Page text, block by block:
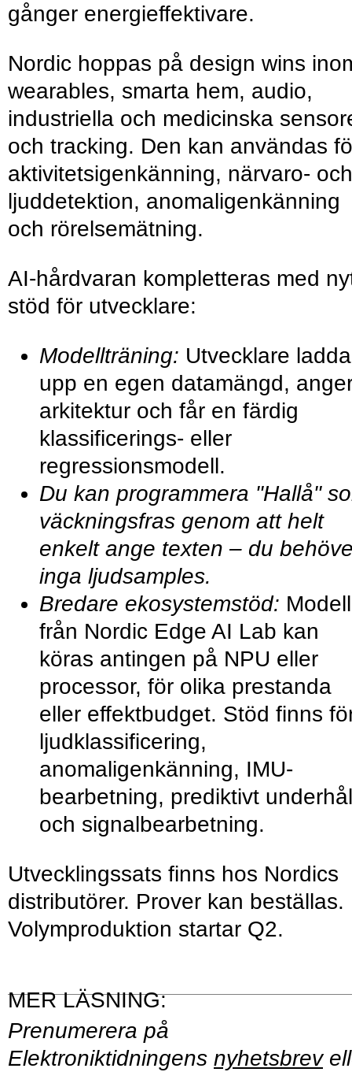
gånger energieffektivare.
Nordic hoppas på design wins
wearables, smarta hem, audio,
industriella och medicinska
och tracking. Den kan användas
aktivitetsigenkänning, närvaro- och
ljuddetektion, anomaligenkänning
och rörelsemätning.
AI-hårdvaran kompletteras med
stöd för utvecklare:
Modellträning: Utvecklare
upp en egen datamängd,
arkitektur och får en färdig
klassificerings- eller
regressionsmodell.
Du kan programmera "Hallå"
väckningsfras genom att helt
enkelt ange texten – du
inga ljudsamples.
Bredare ekosystemstöd:
från Nordic Edge AI Lab kan
köras antingen på NPU eller
processor, för olika prestanda
eller effektbudget. Stöd finns
ljudklassificering,
anomaligenkänning, IMU-
bearbetning, prediktivt
och signalbearbetning.
Utvecklingssats finns hos Nordics
distributörer. Prover kan beställas.
Volymproduktion startar Q2.
Prenumerera på
Elektroniktidningens nyhetsbrev